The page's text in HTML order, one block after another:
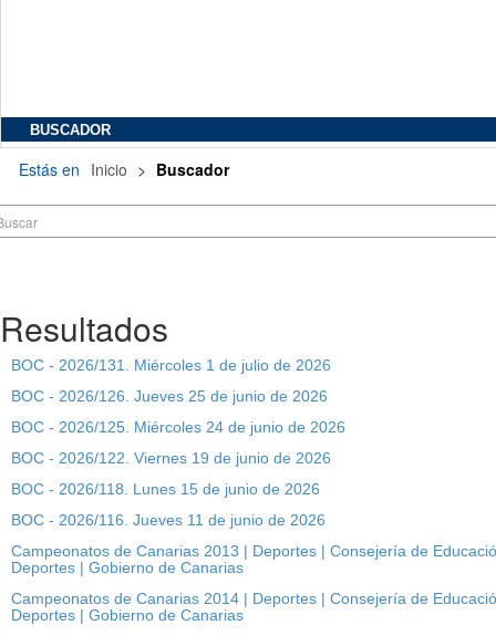
BUSCADOR
Estás en Inicio > Buscador
Resultados
BOC - 2026/131. Miércoles 1 de julio de 2026
BOC - 2026/126. Jueves 25 de junio de 2026
BOC - 2026/125. Miércoles 24 de junio de 2026
BOC - 2026/122. Viernes 19 de junio de 2026
BOC - 2026/118. Lunes 15 de junio de 2026
BOC - 2026/116. Jueves 11 de junio de 2026
Campeonatos de Canarias 2013 | Deportes | Consejería de
Deportes | Gobierno de Canarias
Campeonatos de Canarias 2014 | Deportes | Consejería de
Deportes | Gobierno de Canarias